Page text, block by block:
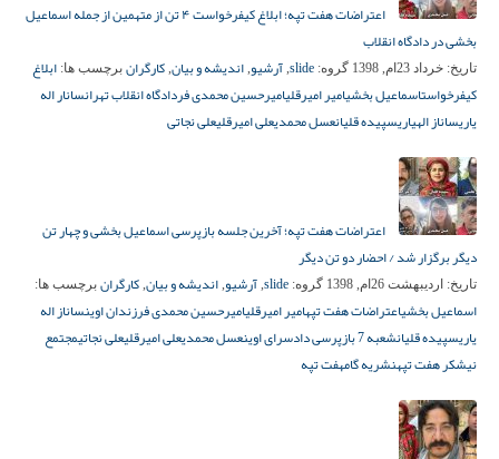
اعتراضات هفت تپه؛ ابلاغ کیفرخواست ۴ تن از متهمین از جمله اسماعیل
بخشی در دادگاه انقلاب
تاریخ: خرداد 23ام, 1398 گروه: slide
, آرشیو, اندیشه و بیان, کارگران برچسب ها: ابلاغ
کیفرخواستاسماعیل بخشیامیر امیرقلیامیرحسین محمدی فردادگاه انقلاب تهرانسانار اله
یاریساناز الهیاریسپیده قلیانعسل محمدیعلی امیرقلیعلی نجاتی
اعتراضات هفت تپه؛ آخرین جلسه بازپرسی اسماعیل بخشی و چهار تن
دیگر برگزار شد / احضار دو تن دیگر
تاریخ: اردیبهشت 26ام, 1398 گروه: slide
, آرشیو, اندیشه و بیان, کارگران برچسب ها:
اسماعیل بخشیاعتراضات هفت تپهامیر امیرقلیامیرحسین محمدی فرزندان اوینساناز اله
یاریسپیده قلیانشعبه 7 بازپرسی دادسرای اوین عسل محمدیعلی امیرقلیعلی نجاتیمجتمع
نیشکر هفت تپهنشریه گامهفت تپه